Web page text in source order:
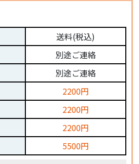
送料(税込)
別途ご連絡
別途ご連絡
2200円
2200円
2200円
5500円